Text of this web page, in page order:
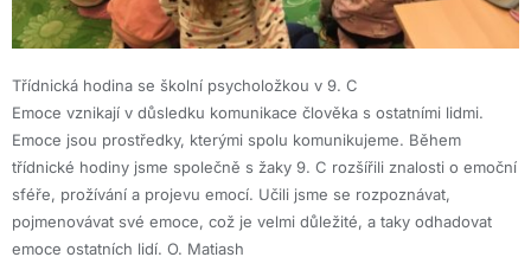
Třídnická hodina se školní psycholožkou v 9. C
Emoce vznikají v důsledku komunikace člověka s ostatními lidmi.
Emoce jsou prostředky, kterými spolu komunikujeme. Během
třídnické hodiny jsme společně s žaky 9. C rozšířili znalosti o emoční
sféře, prožívání a projevu emocí. Učili jsme se rozpoznávat,
pojmenovávat své emoce, což je velmi důležité, a taky odhadovat
emoce ostatních lidí. O. Matiash